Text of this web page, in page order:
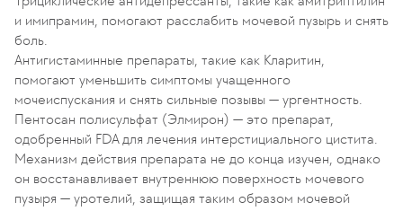
и имипрамин, помогают расслабить мочевой пузырь и снять
боль.
Антигистаминные препараты, такие как Кларитин,
помогают уменьшить симптомы учащенного
мочеиспускания и снять сильные позывы — ургентность.
Пентосан полисульфат (Элмирон) — это препарат,
одобренный FDA для лечения интерстициального цистита.
Механизм действия препарата не до конца изучен, однако
он восстанавливает внутреннюю поверхность мочевого
пузыря — уротелий, защищая таким образом мочевой